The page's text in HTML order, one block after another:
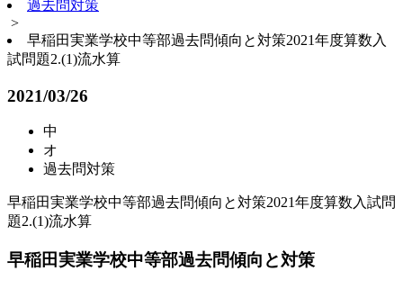
過去問対策
>
早稲田実業学校中等部過去問傾向と対策2021年度算数入
試問題2.(1)流水算
2021/03/26
中
オ
過去問対策
早稲田実業学校中等部過去問傾向と対策2021年度算数入試問
題2.(1)流水算
早稲田実業学校中等部過去問傾向と対策